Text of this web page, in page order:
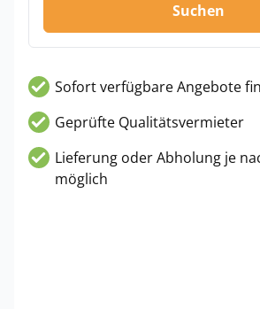
Suchen
Sofort verfügbare Angebote
Geprüfte Qualitätsvermieter
Lieferung oder Abholung je
möglich